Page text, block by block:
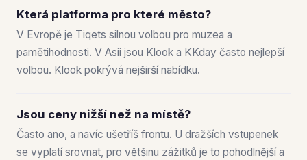
Která platforma pro které město?
V Evropě je Tiqets silnou volbou pro muzea a
pamětihodnosti. V Asii jsou Klook a KKday často nejlepší
volbou. Klook pokrývá nejširší nabídku.
Jsou ceny nižší než na místě?
Často ano, a navíc ušetříš frontu. U dražších vstupenek
se vyplatí srovnat, pro většinu zážitků je to pohodlnější a